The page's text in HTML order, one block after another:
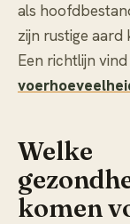
als
zijn rustige
Een richtlijn vind
Welke
komen